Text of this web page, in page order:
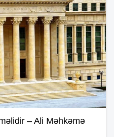
– Ali Məhkəmə